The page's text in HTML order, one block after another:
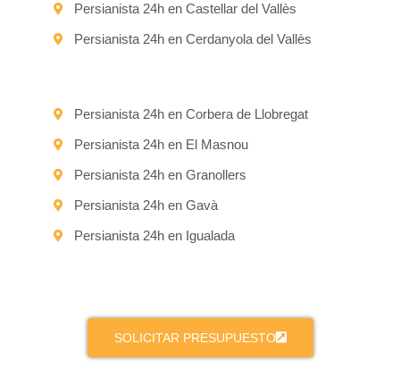
Persianista 24h en Castellar del Vallès
Persianista 24h en Cerdanyola del Vallès
Persianista 24h en Corbera de Llobregat
Persianista 24h en El Masnou
Persianista 24h en Granollers
Persianista 24h en Gavà
Persianista 24h en Igualada
SOLICITAR PRESUPUESTO